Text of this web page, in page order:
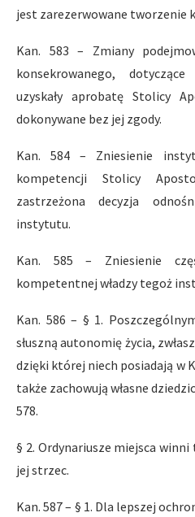
jest zarezerwowane tworzenie
Kan. 583 – Zmiany
konsekrowanego,
uzyskały aprobatę Stolicy
dokonywane bez jej zgody.
Kan. 584 – Zniesienie
kompetencji Stolicy
zastrzeżona decyzja
instytutu.
Kan. 585 – Zniesienie
kompetentnej władzy tegoż
Kan. 586 – § 1.
słuszną autonomię życia,
dzięki której niech posiadają w
także zachowują własne
578.
§ 2. Ordynariusze miejsca
jej strzec.
Kan. 587 – § 1. Dla lepszej